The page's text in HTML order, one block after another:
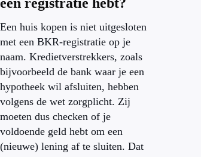
Een huis kopen is niet uitgesloten
met een BKR-registratie op je
naam. Kredietverstrekkers, zoals
bijvoorbeeld de bank waar je een
hypotheek wil afsluiten, hebben
volgens de wet zorgplicht. Zij
moeten dus checken of je
voldoende geld hebt om een
(nieuwe) lening af te sluiten. Dat